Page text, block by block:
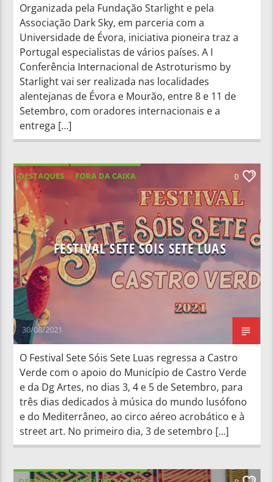
Organizada pela Fundação Starlight e pela
Associação Dark Sky, em parceria com a
Universidade de Évora, iniciativa pioneira traz a
Portugal especialistas de vários países. A I
Conferência Internacional de Astroturismo by
Starlight vai ser realizada nas localidades
alentejanas de Évora e Mourão, entre 8 e 11 de
Setembro, com oradores internacionais e a
entrega […]
DESTAQUES
FORA DA CAIXA
NOTÍCIAS LOCAIS
0
FESTIVAL SETE SÓIS SETE LUAS
30/08/2021
O Festival Sete Sóis Sete Luas regressa a Castro
Verde com o apoio do Município de Castro Verde
e da Dg Artes, no dias 3, 4 e 5 de Setembro, para
três dias dedicados à música do mundo lusófono
e do Mediterrâneo, ao circo aéreo acrobático e à
street art. No primeiro dia, 3 de setembro […]